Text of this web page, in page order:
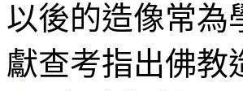
以後的造像常為
獻查考指出佛教